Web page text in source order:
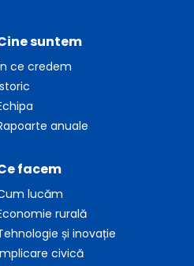
suntem
ce credem
anuale
facem
lucăm
rurală
și inovație
civică